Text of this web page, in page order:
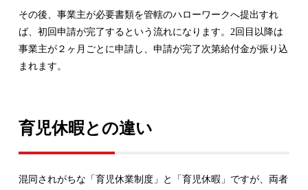
その後、事業主が必要書類を管轄のハローワークへ提出すれ
ば、初回申請が完了するという流れになります。2回目以降は
事業主が２ヶ月ごとに申請し、申請が完了次第給付金が振り込
まれます。
育児休暇との違い
混同されがちな「育児休業制度」と「育児休暇」ですが、両者